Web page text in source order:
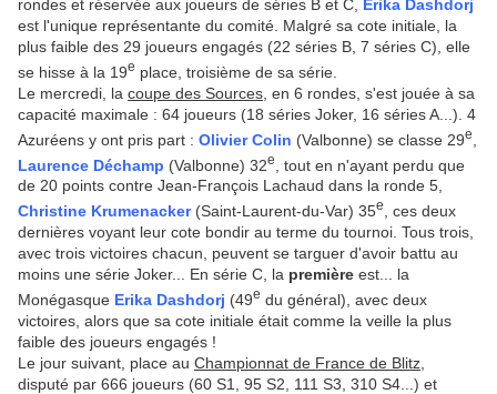
rondes et réservée aux joueurs de séries B et C, Erika Dashdorj
est l'unique représentante du comité. Malgré sa cote initiale, la
plus faible des 29 joueurs engagés (22 séries B, 7 séries C), elle
se hisse à la 19e place, troisième de sa série.
Le mercredi, la coupe des Sources , en 6 rondes, s'est jouée à sa
capacité maximale : 64 joueurs (18 séries Joker, 16 séries A...). 4
Azuréens y ont pris part : Olivier Colin (Valbonne) se classe 29e
Laurence Déchamp (Valbonne) 32e
, tout en n'ayant perdu que
de 20 points contre Jean-François Lachaud dans la ronde 5,
Christine Krumenacker(Saint-Laurent-du-Var) 35e
, ces deux
dernières voyant leur cote bondir au terme du tournoi. Tous trois,
avec trois victoires chacun, peuvent se targuer d'avoir battu au
moins une série Joker... En série C, la première est... la
Monégasque Erika Dashdorj (49e du général), avec deux
victoires, alors que sa cote initiale était comme la veille la plus
faible des joueurs engagés !
Le jour suivant, place au Championnat de France de Blitz
disputé par 666 joueurs (60 S1, 95 S2, 111 S3, 310 S4...) et